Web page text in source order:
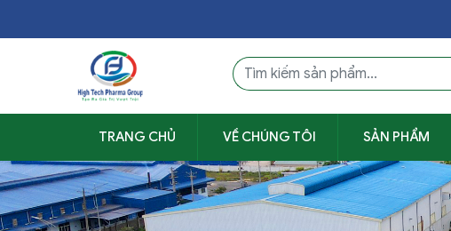
TRANG CHỦ VỀ CHÚNG TÔI SẢN PHẨM